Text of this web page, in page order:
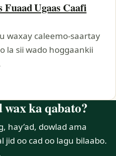
Fuaad Ugaas Caafi
waxay caleemo-saartay
la sii wado hoggaankii
wax ka qabato?
hay’ad, dowlad ama
oo cad oo lagu bilaabo.